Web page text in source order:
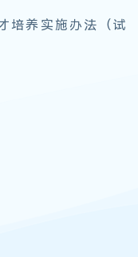
培养实施办法（试